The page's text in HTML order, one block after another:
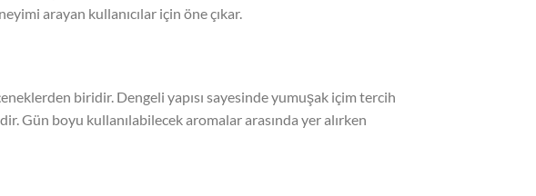
arayan kullanıcılar için öne çıkar.
biridir. Dengeli yapısı sayesinde yumuşak içim tercih
Gün boyu kullanılabilecek aromalar arasında yer alırken